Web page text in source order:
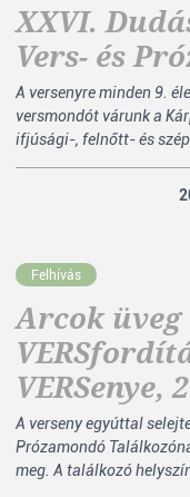
XXVI.
Vers- és
A versenyre minden 9.
versmondót várunk a
ifjúsági-, felnőtt- és
Felhívás
Arcok üveg
VERSenye,
A verseny egyúttal
Prózamondó
meg. A találkozó